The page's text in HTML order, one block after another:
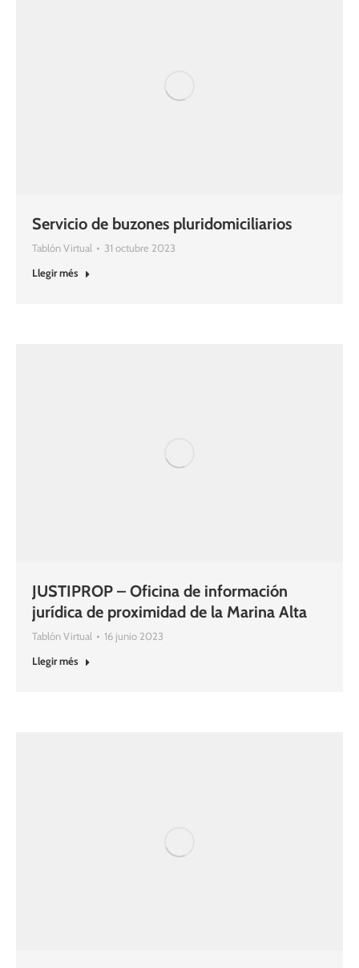
Servicio de buzones pluridomiciliarios
Tablón Virtual
31 octubre 2023
Llegir més
JUSTIPROP – Oficina de información
jurídica de proximidad de la Marina Alta
Tablón Virtual
16 junio 2023
Llegir més